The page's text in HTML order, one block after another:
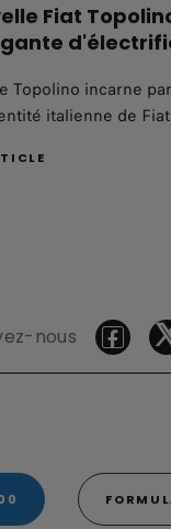
Fiat
Topolino incarne
italienne de
nous